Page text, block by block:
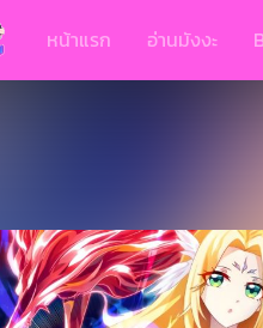
หน้าแรก อ่านมังงะ